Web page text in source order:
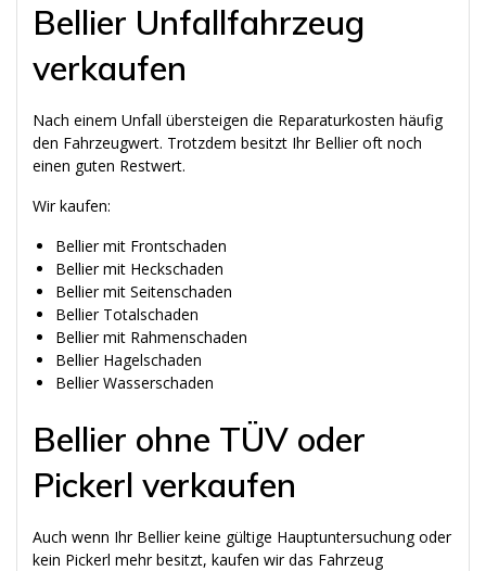
Bellier Unfallfahrzeug
verkaufen
Nach einem Unfall übersteigen die Reparaturkosten häufig
den Fahrzeugwert. Trotzdem besitzt Ihr Bellier oft noch
einen guten Restwert.
Wir kaufen:
Bellier mit Frontschaden
Bellier mit Heckschaden
Bellier mit Seitenschaden
Bellier Totalschaden
Bellier mit Rahmenschaden
Bellier Hagelschaden
Bellier Wasserschaden
Bellier ohne TÜV oder
Pickerl verkaufen
Auch wenn Ihr Bellier keine gültige Hauptuntersuchung oder
kein Pickerl mehr besitzt, kaufen wir das Fahrzeug